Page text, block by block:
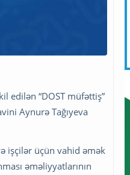
edilən “DOST müfəttiş”
Aynurə Tağıyeva
işçilər üçün vahid əmək
əməliyyatlarının